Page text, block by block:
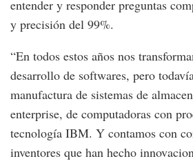
entender y responder preguntas
y precisión del 99%.
“En todos estos años nos
desarrollo de softwares, pero
manufactura de sistemas de
enterprise, de computadoras con
tecnología IBM. Y contamos con
inventores que han hecho